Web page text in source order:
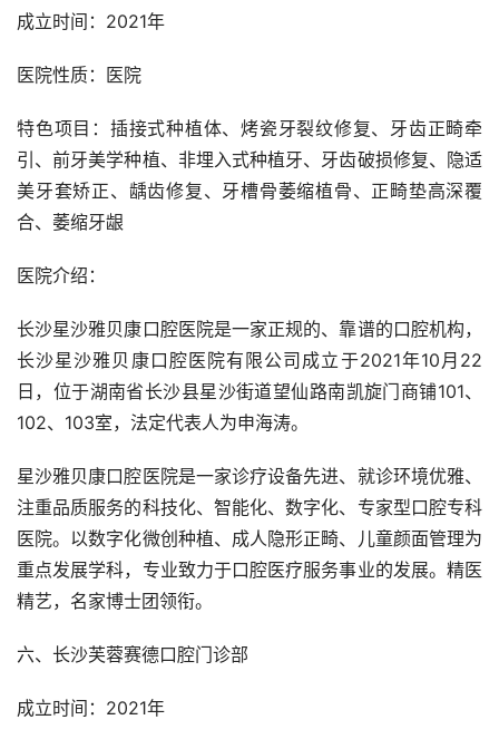
成立时间：2021年
医院性质：医院
特色项目：插接式种植体、烤瓷牙裂纹修复、牙齿正畸牵
引、前牙美学种植、非埋入式种植牙、牙齿破损修复、隐适
美牙套矫正、龋齿修复、牙槽骨萎缩植骨、正畸垫高深覆
合、萎缩牙龈
医院介绍：
长沙星沙雅贝康口腔医院是一家正规的、靠谱的口腔机构，
长沙星沙雅贝康口腔医院有限公司成立于2021年10月22
日，位于湖南省长沙县星沙街道望仙路南凯旋门商铺101、
102、103室，法定代表人为申海涛。
星沙雅贝康口腔医院是一家诊疗设备先进、就诊环境优雅、
注重品质服务的科技化、智能化、数字化、专家型口腔专科
医院。以数字化微创种植、成人隐形正畸、儿童颜面管理为
重点发展学科，专业致力于口腔医疗服务事业的发展。精医
精艺，名家博士团领衔。
六、长沙芙蓉赛德口腔门诊部
成立时间：2021年